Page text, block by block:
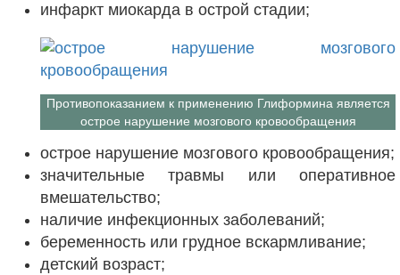
инфаркт миокарда в острой стадии;
Противопоказанием к применению Глиформина является
острое нарушение мозгового кровообращения
острое нарушение мозгового кровообращения;
значительные травмы или оперативное
вмешательство;
наличие инфекционных заболеваний;
беременность или грудное вскармливание;
детский возраст;